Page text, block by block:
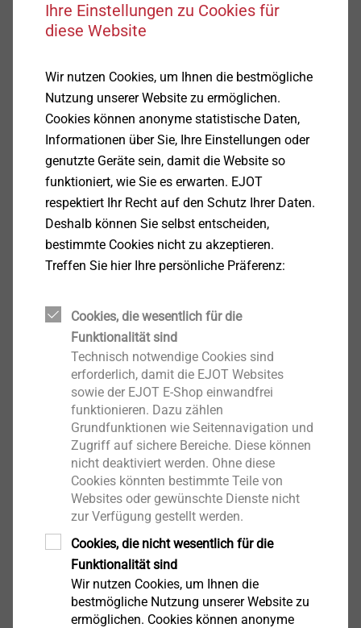
Ein komplettes System für die Sanierung
Das KERI-System
Vorteile des KERI-Systems
​​​​​​​Ausgezeichnete Bemessungswertebei Quer- und
Ankern
Keine Temperatureinschränkungen
Montage, da rein mechanisches System – ohne
Einsatz von Mörtel
LangfristigeSicherheit und Langlebigkeit
Ermüdungserscheinungen durch
ausschliesslichen Einsatz von
Edelstahlkomponenten
Brandverhalten anhand der Baustoffklasse A1
Nichtbrennbar“, da ohne brennbare Bestandteile
Verarbeitung:
durchgängig 42,5 mmnotwendig
Geringere Lärmbelastung und Vibrationen
Vergleich zum Hammerbohrverfahren durch den
Einsatz der Kernbohrtechnik mit Diamant-
Ihre Einstellungen zu Cookies für
diese Website
Wir nutzen Cookies, um Ihnen die bestmögliche
Nutzung unserer Website zu ermöglichen.
Cookies können anonyme statistische Daten,
Informationen über Sie, Ihre Einstellungen oder
genutzte Geräte sein, damit die Website so
funktioniert, wie Sie es erwarten. EJOT
respektiert Ihr Recht auf den Schutz Ihrer Daten.
Deshalb können Sie selbst entscheiden,
bestimmte Cookies nicht zu akzeptieren.
Treffen Sie hier Ihre persönliche Präferenz:
Cookies, die wesentlich für die
Funktionalität sind
Technisch notwendige Cookies sind
erforderlich, damit die EJOT Websites
sowie der EJOT E-Shop einwandfrei
funktionieren. Dazu zählen
Grundfunktionen wie Seitennavigation und
Zugriff auf sichere Bereiche. Diese können
nicht deaktiviert werden. Ohne diese
Cookies könnten bestimmte Teile von
Websites oder gewünschte Dienste nicht
zur Verfügung gestellt werden.
Cookies, die nicht wesentlich für die
Funktionalität sind
Wir nutzen Cookies, um Ihnen die
bestmögliche Nutzung unserer Website zu
ermöglichen. Cookies können anonyme